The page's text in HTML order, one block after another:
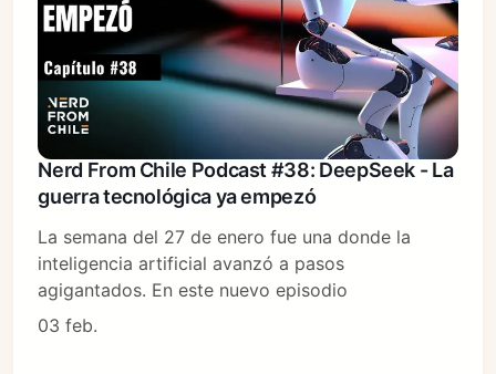
Nerd From Chile Podcast #38: DeepSeek - La
guerra tecnológica ya empezó
La semana del 27 de enero fue una donde la
inteligencia artificial avanzó a pasos
agigantados. En este nuevo episodio
03 feb.